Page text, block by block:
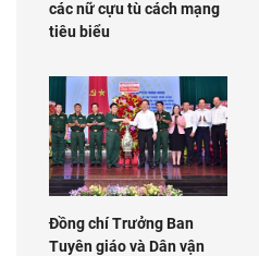
các nữ cựu tù cách mạng
tiêu biểu
Đồng chí Trưởng Ban
Tuyên giáo và Dân vận